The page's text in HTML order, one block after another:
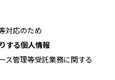
対応のため
する個人情報
ス管理等受託業務に関する